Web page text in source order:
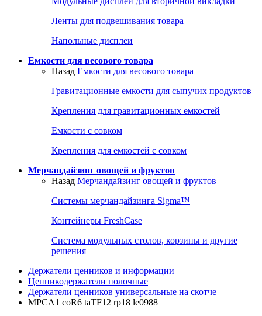
Ленты для подвешивания товара
Напольные дисплеи
Емкости для весового товара
Назад Емкости для весового товара
Гравитационные емкости для сыпучих продуктов
Крепления для гравитационных емкостей
Емкости с совком
Крепления для емкостей с совком
Мерчандайзинг овощей и фруктов
Назад Мерчандайзинг овощей и фруктов
Системы мерчандайзинга Sigma™
Контейнеры FreshCase
Система модульных столов, корзины и другие
решения
Держатели ценников и информации
Ценникодержатели полочные
Держатели ценников универсальные на скотче
MPCA1 coR6 taTF12 rp18 le0988